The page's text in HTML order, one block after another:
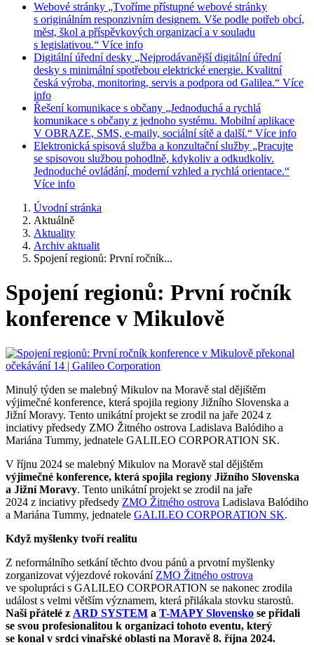
Webové stránky „Tvoříme přístupné webové stránky
s originálním responzivním designem. Vše podle potřeb obcí,
měst, škol a příspěvkových organizací a v souladu
s legislativou.“ Více info
Digitální úřední desky „Nejprodávanější digitální úřední
desky s minimální spotřebou elektrické energie. Kvalitní
česká výroba, monitoring, servis a podpora od Galilea.“ Více
info
Řešení komunikace s občany „Jednoduchá a rychlá
komunikace s občany z jednoho systému. Mobilní aplikace
V OBRAZE, SMS, e-maily, sociální sítě a další.“ Více info
Elektronická spisová služba a konzultační služby „Pracujte
se spisovou službou pohodlně, kdykoliv a odkudkoliv.
Jednoduché ovládání, moderní vzhled a rychlá orientace.“
Více info
Úvodní stránka
Aktuálně
Aktuality
Archiv aktualit
Spojení regionů: První ročník...
Spojení regionů: První ročník
konference v Mikulově
Minulý týden se malebný Mikulov na Moravě stal dějištěm
výjimečné konference, která spojila regiony Jižního Slovenska a
Jižní Moravy. Tento unikátní projekt se zrodil na jaře 2024 z
inciativy předsedy ZMO Žitného ostrova Ladislava Balódiho a
Mariána Tummy, jednatele GALILEO CORPORATION SK.
V říjnu 2024 se malebný Mikulov na Moravě stal dějištěm
výjimečné konference, která spojila regiony Jižního Slovenska
a Jižní Moravy. Tento unikátní projekt se zrodil na jaře
2024 z inciativy předsedy ZMO Žitného ostrova Ladislava Balódiho
a Mariána Tummy, jednatele GALILEO CORPORATION SK.
Když myšlenky tvoří realitu
Z neformálního setkání těchto dvou pánů a prvotní myšlenky
zorganizovat výjezdové rokování ZMO Žitného ostrova
ve spolupráci s GALILEO CORPORATION se nakonec zrodila
událost s velmi větším významem, která přilákala stovku starostů.
Naši přátelé z ARD SYSTEM a T-MAPY Slovensko se přidali
se svou profesionalitou k organizaci tohoto eventu, který
se konal v srdci vinařské oblasti na Moravě 8. října 2024.